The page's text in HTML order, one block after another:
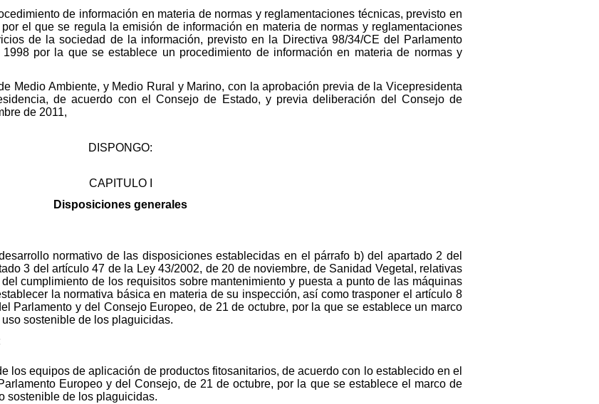
de información en materia de normas y reglamentaciones técnicas, previsto en
el que se regula la emisión de información en materia de normas y reglamentaciones
de la sociedad de la información, previsto en la Directiva 98/34/CE del Parlamento
por la que se establece un procedimiento de información en materia de normas y
Medio Ambiente, y Medio Rural y Marino, con la aprobación previa de la Vicepresidenta
de acuerdo con el Consejo de Estado, y previa deliberación del Consejo de
de 2011,
DISPONGO:
CAPITULO I
Disposiciones generales
normativo de las disposiciones establecidas en el párrafo b) del apartado 2 del
3 del artículo 47 de la Ley 43/2002, de 20 de noviembre, de Sanidad Vegetal, relativas
cumplimiento de los requisitos sobre mantenimiento y puesta a punto de las máquinas
la normativa básica en materia de su inspección, así como trasponer el artículo 8
Parlamento y del Consejo Europeo, de 21 de octubre, por la que se establece un marco
sostenible de los plaguicidas.
los equipos de aplicación de productos fitosanitarios, de acuerdo con lo establecido en el
Europeo y del Consejo, de 21 de octubre, por la que se establece el marco de
sostenible de los plaguicidas.